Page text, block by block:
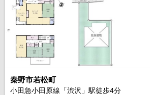
秦野市若松町
小田急小田原線「渋沢」駅徒歩4分